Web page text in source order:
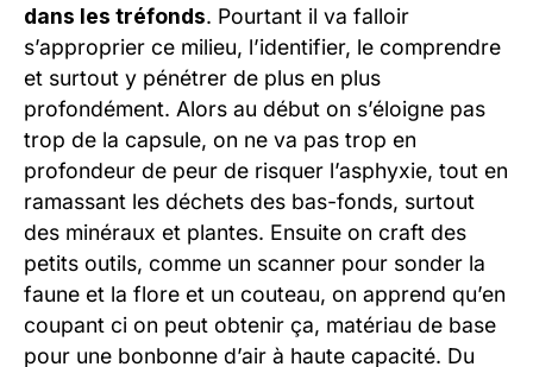
dans les tréfonds. Pourtant il va falloir
s’approprier ce milieu, l’identifier, le comprendre
et surtout y pénétrer de plus en plus
profondément. Alors au début on s’éloigne pas
trop de la capsule, on ne va pas trop en
profondeur de peur de risquer l’asphyxie, tout en
ramassant les déchets des bas-fonds, surtout
des minéraux et plantes. Ensuite on craft des
petits outils, comme un scanner pour sonder la
faune et la flore et un couteau, on apprend qu’en
coupant ci on peut obtenir ça, matériau de base
pour une bonbonne d’air à haute capacité. Du